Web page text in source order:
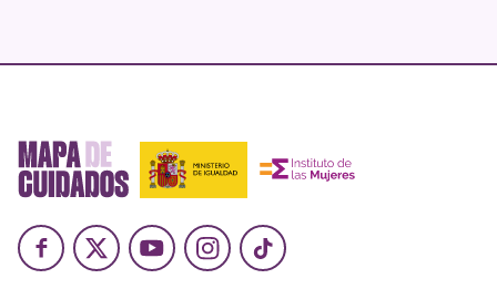
Facebook
X YoutubeInstagram
TikTok